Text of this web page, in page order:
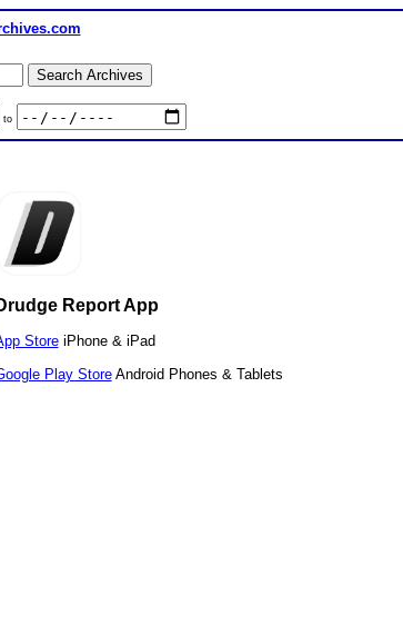
to
Report App
StoreiPhone & iPad
Play StoreAndroid Phones & Tablets